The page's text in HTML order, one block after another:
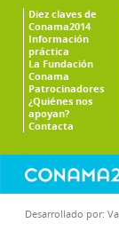
Diez claves de
Conama2014
Información
práctica
La Fundación
Conama
Patrocinadores
¿Quiénes nos
apoyan?
Contacta
Desarrollado por: